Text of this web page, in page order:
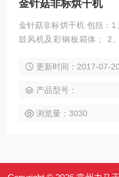
金针菇非标烘干机
金针菇非标烘干机 包括：1、热风箱:含初效过滤器、加热器、
鼓风机及彩钢板箱体； 2、进风连接管（1.5mm不锈钢）；
更新时间：2017-07-20
产品型号：
浏览量：3030